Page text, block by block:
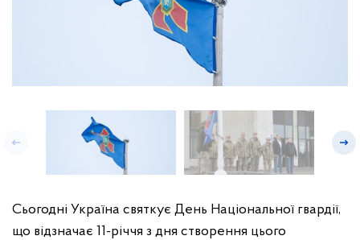
Сьогодні Україна святкує День Національної гвардії,
що відзначає 11-річчя з дня створення цього